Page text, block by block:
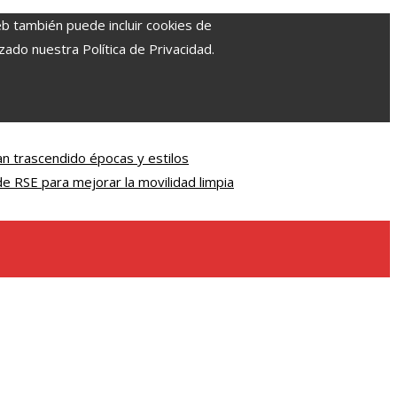
también puede incluir cookies de
nuestra Política de Privacidad.
trascendido épocas y estilos
RSE para mejorar la movilidad limpia